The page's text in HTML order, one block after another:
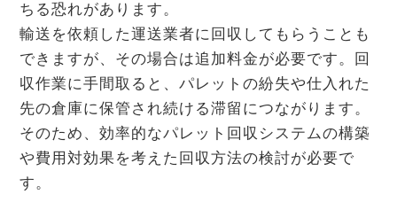
ちる恐れがあります。
輸送を依頼した運送業者に回収してもらうことも
できますが、その場合は追加料金が必要です。回
収作業に手間取ると、パレットの紛失や仕入れた
先の倉庫に保管され続ける滞留につながります。
そのため、効率的なパレット回収システムの構築
や費用対効果を考えた回収方法の検討が必要で
す。